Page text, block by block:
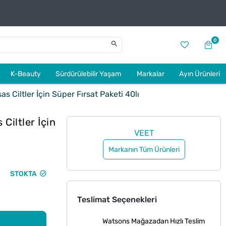
0
K-Beauty Sürdürülebilir Yaşam Markalar Ayın Ürünleri
Ciltler İçin Süper Fırsat Paketi 40lı
Ciltler İçin
STOKTA
VEET
Markanın Tüm Ürünleri
Teslimat Seçenekleri
Watsons Mağazadan Hızlı Teslim